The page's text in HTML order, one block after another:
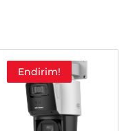
Endirim!